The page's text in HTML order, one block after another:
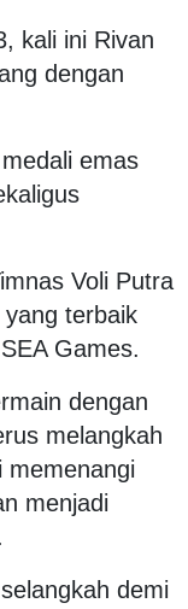
kali ini Rivan
dengan
emas
Voli Putra
terbaik
Games.
dengan
melangkah
memenangi
menjadi
demi